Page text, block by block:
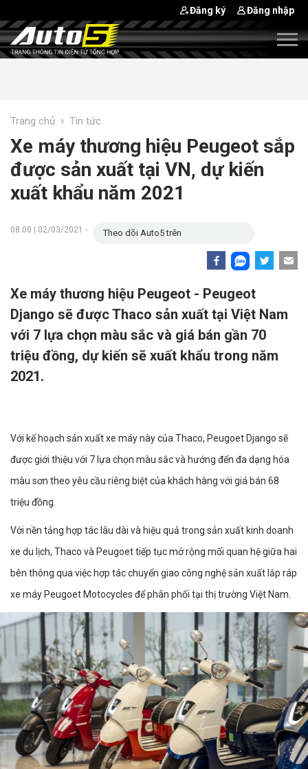
Đăng ký Đăng nhập
Trang chủ › Tin tức
Xe máy thương hiệu Peugeot sắp
được sản xuất tại VN, dự kiến
xuất khẩu năm 2021
08:00 | 02/03/2021 - Theo dõi Auto5 trên
Xe máy thương hiệu Peugeot - Peugeot
Django sẽ được Thaco sản xuất tại Việt Nam
với 7 lựa chọn màu sắc và giá bán gần 70
triệu đồng, dự kiến sẽ xuất khẩu trong năm
2021.
Với kế hoạch sản xuất xe máy này của Thaco, Peugoet Django sẽ
được giới thiệu với 7 lựa chọn màu sắc và hướng đến đa dạng hóa
màu sơn theo yêu cầu riêng biệt của khách hàng với giá bán 68
triệu đồng.
Với nền tảng hợp tác lâu dài và hiệu quả trong sản xuất kinh doanh
xe du lịch, Thaco và Peugoet tiếp tục mở rộng mối quan hệ giữa hai
bên thông qua việc hợp tác chuyển giao công nghệ sản xuất lắp ráp
xe máy Peugoet Motocycles để phân phối tại thị trường Việt Nam.